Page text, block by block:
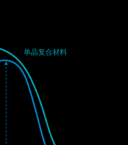
单晶复合材料